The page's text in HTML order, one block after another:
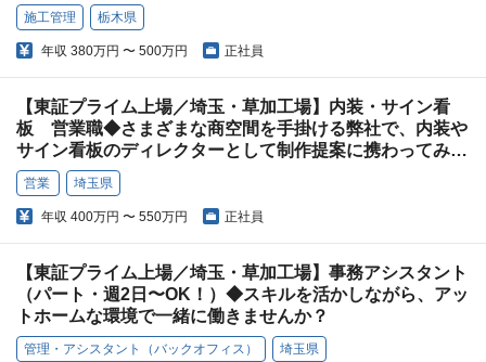
施工管理 栃木県
年収 380万円 〜 500万円 正社員
【東証プライム上場／埼玉・草加工場】内装・サイン看
板 営業職◆さまざまな商空間を手掛ける弊社で、内装や
サイン看板のディレクターとして制作提案に携わってみま
せんか？
営業 埼玉県
年収 400万円 〜 550万円 正社員
【東証プライム上場／埼玉・草加工場】事務アシスタント
（パート・週2日〜OK！）◆スキルを活かしながら、アッ
トホームな環境で一緒に働きませんか？
管理・アシスタント（バックオフィス） 埼玉県